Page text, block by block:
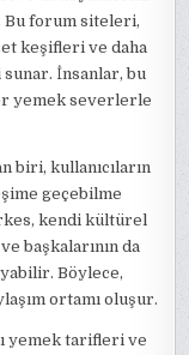
forum siteleri,
keşifleri ve daha
İnsanlar, bu
yemek severlerle
biri, kullanıcıların
geçebilme
kendi kültürel
başkalarının da
Böylece,
ortamı oluşur.
yemek tarifleri ve